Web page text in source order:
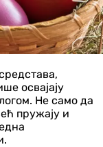
освајају
Не само да
пружају и